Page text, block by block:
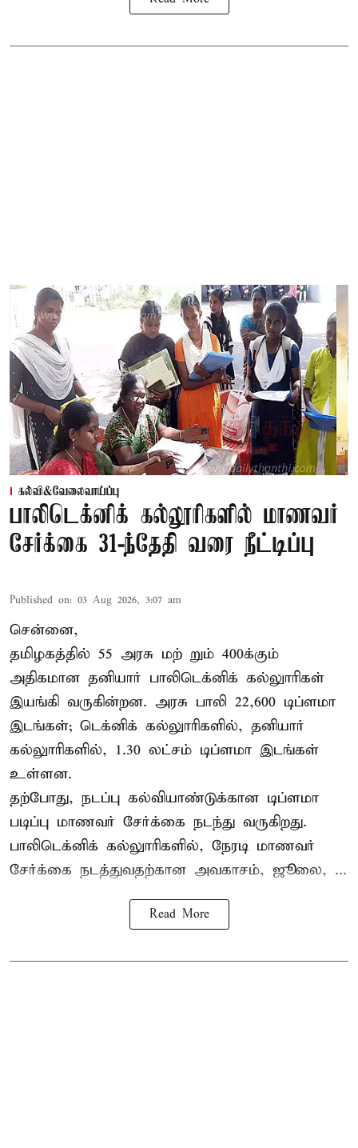
கல்வி&வேலைவாய்ப்பு
பாலிடெக்னிக் கல்லூரிகளில் மாணவர்
சேர்க்கை 31-ந்தேதி வரை நீட்டிப்பு
Published on: 03 Aug 2026, 3:07 am
சென்னை,
தமிழகத்தில் 55 அரசு மற் றும் 400க்கும்
அதிகமான தனியார் பாலிடெக்னிக் கல்லுாரிகள்
இயங்கி வருகின்றன. அரசு பாலி 22,600 டிப்ளமா
இடங்கள்; டெக்னிக் கல்லுாரிகளில், தனியார்
கல்லுாரிகளில், 1.30 லட்சம் டிப்ளமா இடங்கள்
உள்ளன.
தற்போது, நடப்பு கல்வியாண்டுக்கான டிப்ளமா
படிப்பு மாணவர் சேர்க்கை நடந்து வருகிறது.
பாலிடெக்னிக் கல்லுாரிகளில், நேரடி மாணவர்
சேர்க்கை நடத்துவதற்கான அவகாசம், ஜூலை, ...
Read More